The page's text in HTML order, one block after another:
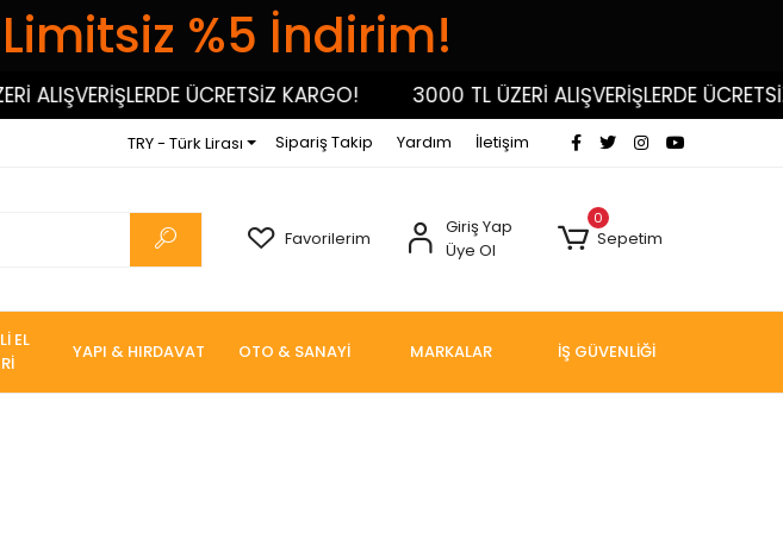
%5 İndirim!
ALIŞVERİŞLERDE ÜCRETSİZ KARGO! 3000 TL ÜZERİ ALIŞVERİŞLERDE ÜCRETSİZ
TRY - Türk Lirası Sipariş Takip Yardım İletişim
Favorilerim
Giriş Yap
Üye Ol
0
Sepetim
EL
YAPI & HIRDAVAT OTO & SANAYİ MARKALAR İŞ GÜVENLİĞİ